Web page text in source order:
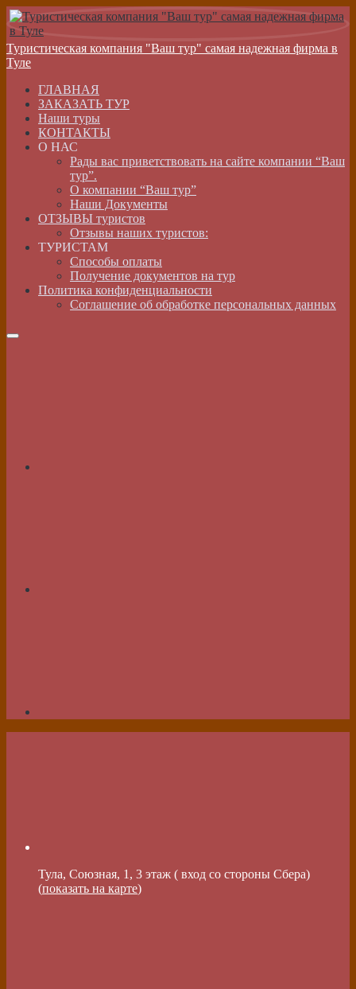
Туристическая компания "Ваш тур" самая надежная фирма в
Туле
ГЛАВНАЯ
ЗАКАЗАТЬ ТУР
Наши туры
КОНТАКТЫ
О НАС
Рады вас приветствовать на сайте компании “Ваш
тур”.
О компании “Ваш тур”
Наши Документы
ОТЗЫВЫ туристов
Отзывы наших туристов:
ТУРИСТАМ
Способы оплаты
Получение документов на тур
Политика конфиденциальности
Соглашение об обработке персональных данных
Тула, Союзная, 1, 3 этаж ( вход со стороны Сбера)
(показать на карте)